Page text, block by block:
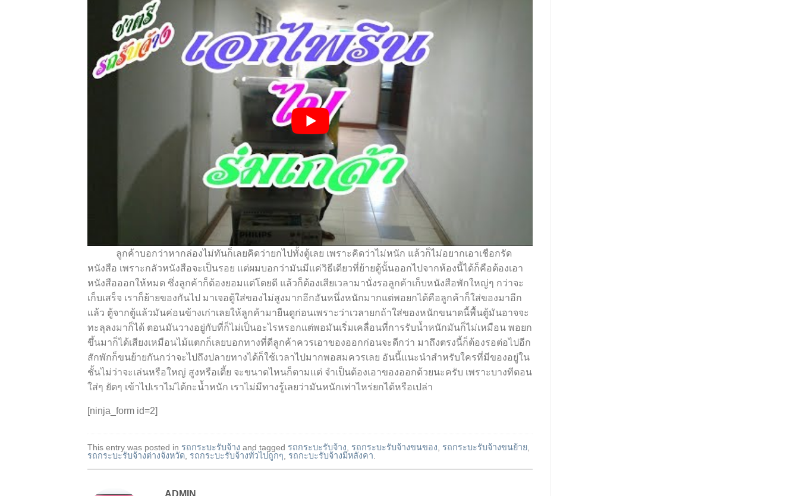
ลูกค้าบอกว่าหากล่องไม่ทันก็เลยคิดว่ายกไปทั้งตู้เลย เพราะคิดว่าไม่หนัก แล้วก็ไม่อยากเอาเชือกรัด
หนังสือ เพราะกลัวหนังสือจะเป็นรอย แต่ผมบอกว่ามันมีแค่วิธีเดียวที่ย้ายตู้นั้นออกไปจากห้องนี้ได้ก็คือต้องเอา
หนังสือออกให้หมด ซึ่งลูกค้าก็ต้องยอมแต่โดยดี แล้วก็ต้องเสียเวลามานั่งรอลูกค้าเก็บหนังสือพักใหญ่ๆ กว่าจะ
เก็บเสร็จ เราก็ย้ายของกันไป มาเจอตู้ใส่ของไม่สูงมากอีกอันหนึ่งหนักมากแต่พอยกได้คือลูกค้าก็ใส่ของมาอีก
แล้ว ตู้จากตู้แล้วมันค่อนข้างเก่าเลยให้ลูกค้ามายืนดูก่อนเพราะว่าเวลายกถ้าใส่ของหนักขนาดนี้พื้นตู้มันอาจจะ
ทะลุลงมาก็ได้ ตอนมันวางอยู่กับที่ก็ไม่เป็นอะไรหรอกแต่พอมันเริ่มเคลื่อนที่การรับน้ำหนักมันก็ไม่เหมือน พอยก
ขึ้นมาก็ได้เสียงเหมือนไม้แตกก็เลยบอกทางที่ดีลูกค้าควรเอาของออกก่อนจะดีกว่า มาถึงตรงนี้ก็ต้องรอต่อไปอีก
สักพักก็ขนย้ายกันกว่าจะไปถึงปลายทางได้ก็ใช้เวลาไปมากพอสมควรเลย อันนี้แนะนำสำหรับใครที่มีของอยู่ใน
ชั้นไม่ว่าจะเล่นหรือใหญ่ สูงหรือเตี้ย จะขนาดไหนก็ตามแต่ จำเป็นต้องเอาของออกด้วยนะครับ เพราะบางทีตอน
ใส่ๆ ยัดๆ เข้าไปเราไม่ได้กะน้ำหนัก เราไม่มีทางรู้เลยว่ามันหนักเท่าไหร่ยกได้หรือเปล่า
[ninja_form id=2]
This entry was posted in รถกระบะรับจ้าง and tagged รถกระบะรับจ้าง รถกระบะรับจ้างขนของ รถกระบะรับจ้างขนย้าย
รถกระบะรับจ้างต่างจังหวัด รถกระบะรับจ้างทั่วไปถูกๆ รถกะบะรับจ้างมีหลังคา
ADMIN